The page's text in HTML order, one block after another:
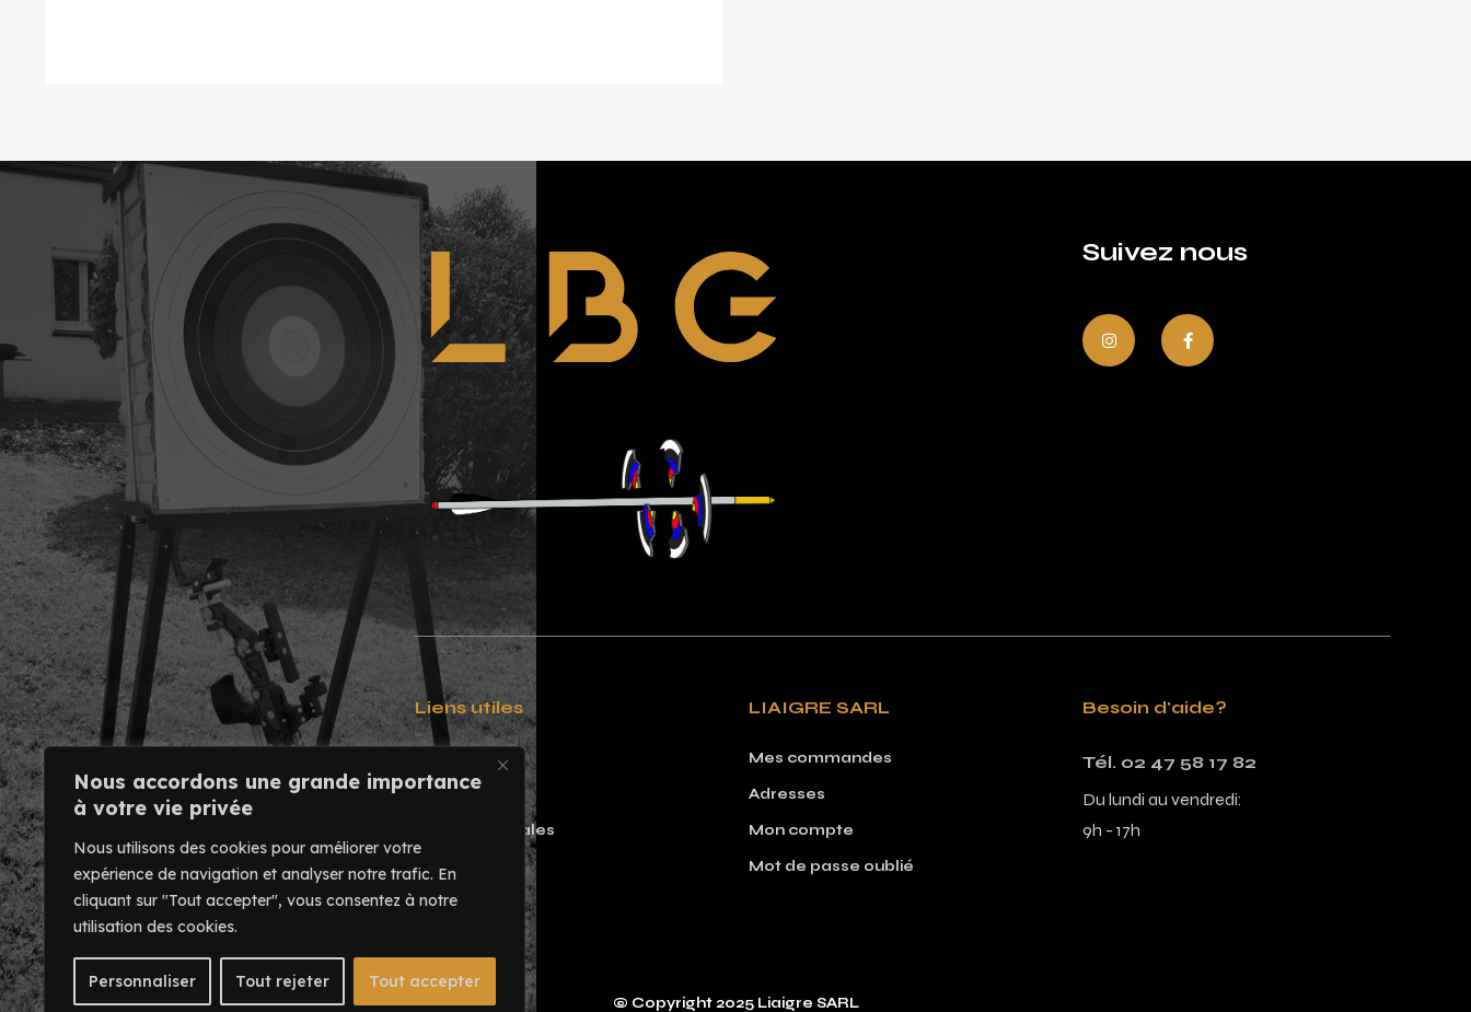
Nous accordons une grande importance
à votre vie privée
Nous utilisons des cookies pour améliorer votre
expérience de navigation et analyser notre trafic. En
cliquant sur "Tout accepter", vous consentez à notre
utilisation des cookies.
Personnaliser Tout rejeter Tout accepter
Suivez nous
Liens utiles
Usinage
Mentions légales
LIAIGRE SARL
Mes commandes
Adresses
Mon compte
Mot de passe oublié
Besoin d'aide?
Tél. 02 47 58 17 82
Du lundi au vendredi:
9h - 17h
© Copyright 2025 Liaigre SARL